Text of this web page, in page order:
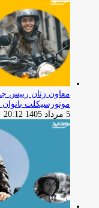
معاون زنان رییس
موتورسیکلت
5 مرداد 1405 20:12